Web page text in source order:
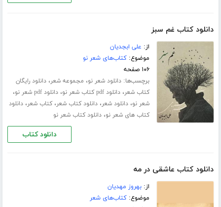
دانلود کتاب غم سبز
از: علی ابجدیان
موضوع:کتاب‌های شعر نو
۱۰۶ صفحه
برچسب‌ها:دانلود شعر نو، مجموعه شعر،دانلود رایگان
کتاب شعر،دانلود pdf کتاب شعر نو ،دانلود pdf شعر نو ،
شعر نو،دانلود شعر،دانلود کتاب شعر،کتاب شعر،دانلود
کتاب های شعر نو،دانلود کتاب شعر نو
دانلود کتاب
دانلود کتاب عاشقی در مه
از:بهروز مهدیان
موضوع:کتاب‌های شعر